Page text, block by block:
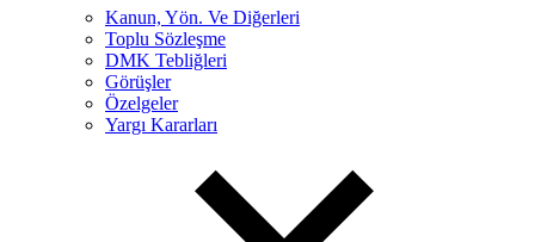
Kanun, Yön. Ve Diğerleri
Toplu Sözleşme
DMK Tebliğleri
Görüşler
Özelgeler
Yargı Kararları